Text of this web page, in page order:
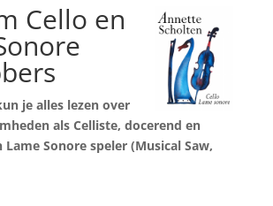
Cello en
je alles lezen over
als Celliste, docerend en
Sonore speler (Musical Saw,